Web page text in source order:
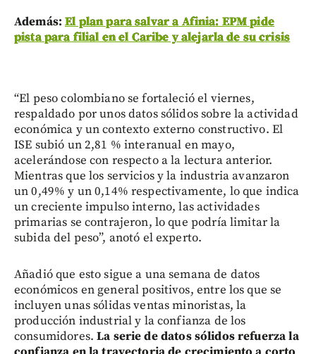
Además:El plan para salvar a Afinia: EPM pide
pista para filial en el Caribe y alejarla de su crisis
“El peso colombiano se fortaleció el viernes,
respaldado por unos datos sólidos sobre la actividad
económica y un contexto externo constructivo. El
ISE subió un 2,81 % interanual en mayo,
acelerándose con respecto a la lectura anterior.
Mientras que los servicios y la industria avanzaron
un 0,49% y un 0,14% respectivamente, lo que indica
un creciente impulso interno, las actividades
primarias se contrajeron, lo que podría limitar la
subida del peso”, anotó el experto.
Añadió que esto sigue a una semana de datos
económicos en general positivos, entre los que se
incluyen unas sólidas ventas minoristas, la
producción industrial y la confianza de los
consumidores. La serie de datos sólidos refuerza la